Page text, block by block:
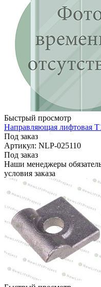
Быстрый просмотр
Направляющая лифтовая
Под заказ
Артикул: NLP-025110
Под заказ
Наши менеджеры
условия заказа